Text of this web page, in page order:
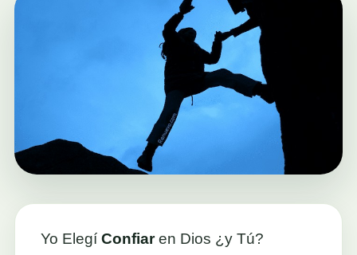
Yo Elegí Confiaren Dios ¿y Tú?